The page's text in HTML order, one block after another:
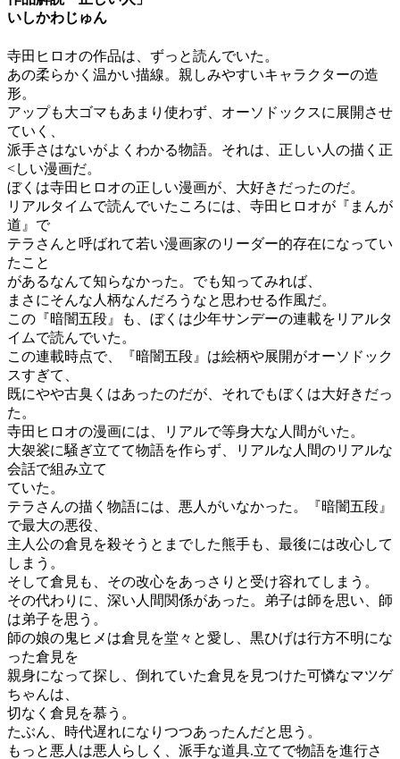
いしかわじゅん
寺田ヒロオの作品は、ずっと読んでいた。
あの柔らかく温かい描線。親しみやすいキャラクターの造
形。
アップも大ゴマもあまり使わず、オーソドックスに展開させ
ていく、
派手さはないがよくわかる物語。それは、正しい人の描く正
<しい漫画だ。
ぼくは寺田ヒロオの正しい漫画が、大好きだったのだ。
リアルタイムで読んでいたころには、寺田ヒロオが『まんが
道』で
テラさんと呼ばれて若い漫画家のリーダー的存在になってい
たこと
があるなんて知らなかった。でも知ってみれば、
まさにそんな人柄なんだろうなと思わせる作風だ。
この『暗闇五段』も、ぼくは少年サンデーの連載をリアルタ
イムで読んでいた。
この連載時点で、『暗闇五段』は絵柄や展開がオーソドック
スすぎて、
既にやや古臭くはあったのだが、それでもぼくは大好きだっ
た。
寺田ヒロオの漫画には、リアルで等身大な人間がいた。
大袈裟に騒ぎ立てて物語を作らず、リアルな人間のリアルな
会話で組み立て
ていた。
テラさんの描く物語には、悪人がいなかった。『暗闇五段』
で最大の悪役、
主人公の倉見を殺そうとまでした熊手も、最後には改心して
しまう。
そして倉見も、その改心をあっさりと受け容れてしまう。
その代わりに、深い人間関係があった。弟子は師を思い、師
は弟子を思う。
師の娘の鬼ヒメは倉見を堂々と愛し、黒ひげは行方不明にな
った倉見を
親身になって探し、倒れていた倉見を見つけた可憐なマツゲ
ちゃんは、
切なく倉見を慕う。
たぶん、時代遅れになりつつあったんだと思う。
もっと悪人は悪人らしく、派手な道具.立てで物語を進行さ